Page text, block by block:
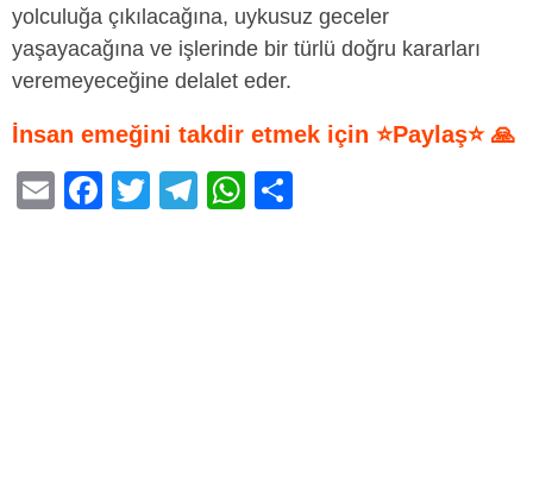
yolculuğa çıkılacağına, uykusuz geceler
yaşayacağına ve işlerinde bir türlü doğru kararları
veremeyeceğine delalet eder.
İnsan emeğini takdir etmek için ⭐Paylaş⭐ 🙏
E
F
T
T
W